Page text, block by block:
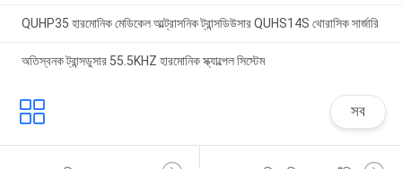
QUHP35 হারমোনিক মেডিকেল আল্ট্রাসনিক ট্রান্সডিউসার QUHS14S থোরাসিক সার্জারি
অতিস্বনক ট্রান্সডুসার 55.5KHZ হারমোনিক স্ক্যাল্পেল সিস্টেম
সব